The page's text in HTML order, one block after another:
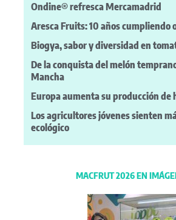
Ondine® refresca Mercamadrid
Aresca Fruits: 10 años cumpliendo
Biogya, sabor y diversidad en
De la conquista del melón
Mancha
Europa aumenta su producción de
Los agricultores jóvenes sienten
ecológico
MACFRUT 2026 EN